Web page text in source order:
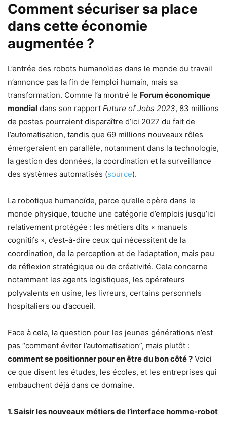
Comment sécuriser sa place
dans cette économie
augmentée ?
L’entrée des robots humanoïdes dans le monde du travail
n’annonce pas la fin de l’emploi humain, mais sa
transformation. Comme l’a montré le Forum économique
mondial dans son rapport Future of Jobs 2023, 83 millions
de postes pourraient disparaître d’ici 2027 du fait de
l’automatisation, tandis que 69 millions nouveaux rôles
émergeraient en parallèle, notamment dans la technologie,
la gestion des données, la coordination et la surveillance
des systèmes automatisés (source).
La robotique humanoïde, parce qu’elle opère dans le
monde physique, touche une catégorie d’emplois jusqu’ici
relativement protégée : les métiers dits « manuels
cognitifs », c’est-à-dire ceux qui nécessitent de la
coordination, de la perception et de l’adaptation, mais peu
de réflexion stratégique ou de créativité. Cela concerne
notamment les agents logistiques, les opérateurs
polyvalents en usine, les livreurs, certains personnels
hospitaliers ou d’accueil.
Face à cela, la question pour les jeunes générations n’est
pas “comment éviter l’automatisation”, mais plutôt :
comment se positionner pour en être du bon côté ? Voici
ce que disent les études, les écoles, et les entreprises qui
embauchent déjà dans ce domaine.
1. Saisir les nouveaux métiers de l’interface homme-robot